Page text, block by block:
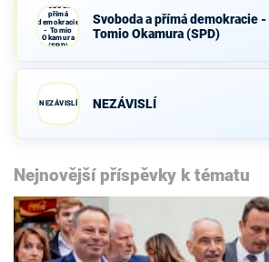
Svoboda a
přímá
demokracie
- Tomio
Okamura
(SPD)
Svoboda a přímá demokracie -
Tomio Okamura (SPD)
NEZÁVISLÍ NEZÁVISLÍ
Nejnovější příspěvky k tématu